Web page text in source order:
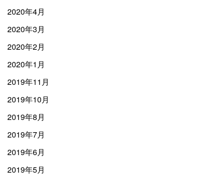
2020年4月
2020年3月
2020年2月
2020年1月
2019年11月
2019年10月
2019年8月
2019年7月
2019年6月
2019年5月